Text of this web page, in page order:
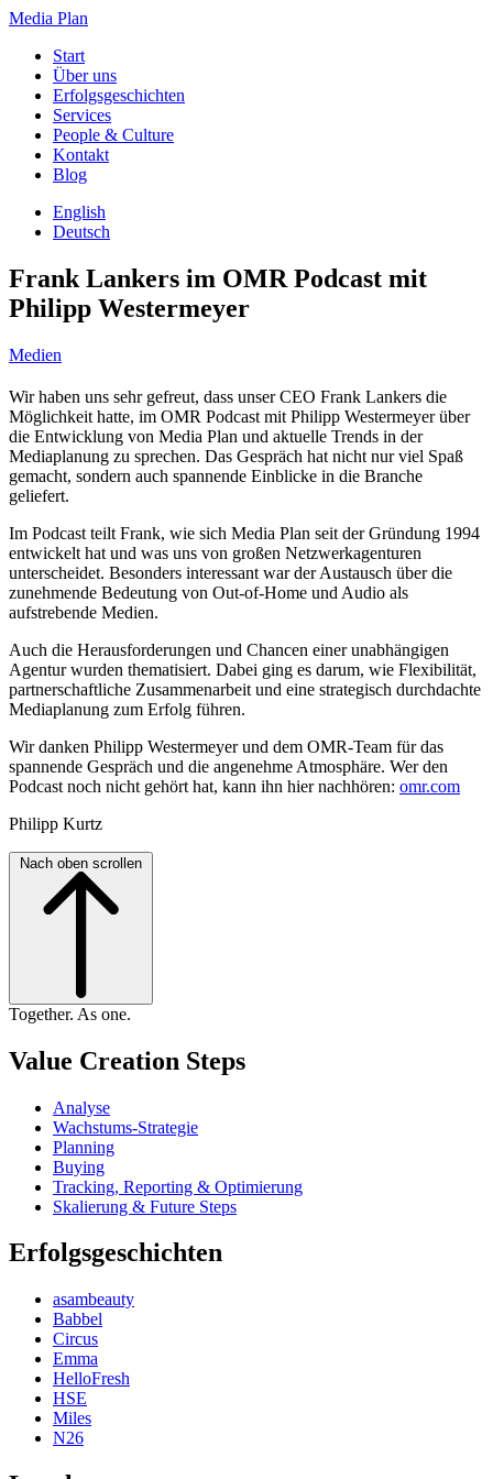
Media Plan
Start
Über uns
Erfolgsgeschichten
Services
People & Culture
Kontakt
Blog
English
Deutsch
Frank Lankers im OMR Podcast mit
Philipp Westermeyer
Medien
Wir haben uns sehr gefreut, dass unser CEO Frank Lankers die
Möglichkeit hatte, im OMR Podcast mit Philipp Westermeyer über
die Entwicklung von Media Plan und aktuelle Trends in der
Mediaplanung zu sprechen. Das Gespräch hat nicht nur viel Spaß
gemacht, sondern auch spannende Einblicke in die Branche
geliefert.
Im Podcast teilt Frank, wie sich Media Plan seit der Gründung 1994
entwickelt hat und was uns von großen Netzwerkagenturen
unterscheidet. Besonders interessant war der Austausch über die
zunehmende Bedeutung von Out-of-Home und Audio als
aufstrebende Medien.
Auch die Herausforderungen und Chancen einer unabhängigen
Agentur wurden thematisiert. Dabei ging es darum, wie Flexibilität,
partnerschaftliche Zusammenarbeit und eine strategisch durchdachte
Mediaplanung zum Erfolg führen.
Wir danken Philipp Westermeyer und dem OMR-Team für das
spannende Gespräch und die angenehme Atmosphäre. Wer den
Podcast noch nicht gehört hat, kann ihn hier nachhören: omr.com
Philipp Kurtz
Nach oben scrollen
Together. As one.
Value Creation Steps
Analyse
Wachstums-Strategie
Planning
Buying
Tracking, Reporting & Optimierung
Skalierung & Future Steps
Erfolgsgeschichten
asambeauty
Babbel
Circus
Emma
HelloFresh
HSE
Miles
N26